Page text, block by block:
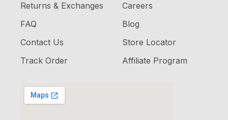
Returns & Exchanges
FAQ
Contact Us
Track Order
Careers
Blog
Store Locator
Affiliate Program